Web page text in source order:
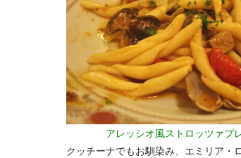
アレッシオ風ストロッツァプレ
クッチーナでもお馴染み、エミリア・